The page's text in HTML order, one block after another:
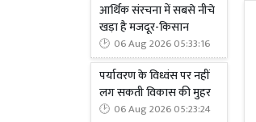
आर्थिक संरचना में सबसे नीचे
खड़ा है मजदूर-किसान
06 Aug 2026 05:33:16
पर्यावरण के विध्वंस पर नहीं
लग सकती विकास की मुहर
06 Aug 2026 05:23:24